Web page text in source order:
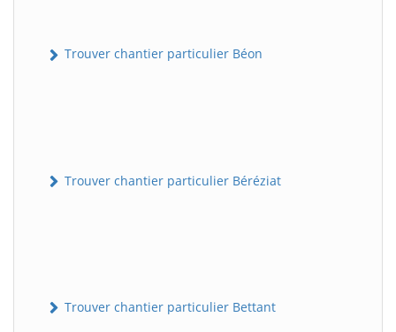
Trouver chantier particulier Béon
Trouver chantier particulier Béréziat
Trouver chantier particulier Bettant